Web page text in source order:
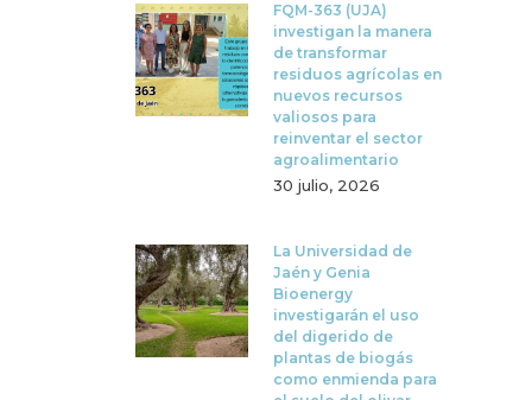
FQM-363 (UJA)
investigan la manera
de transformar
residuos agrícolas en
nuevos recursos
valiosos para
reinventar el sector
agroalimentario
30 julio, 2026
La Universidad de
Jaén y Genia
Bioenergy
investigarán el uso
del digerido de
plantas de biogás
como enmienda para